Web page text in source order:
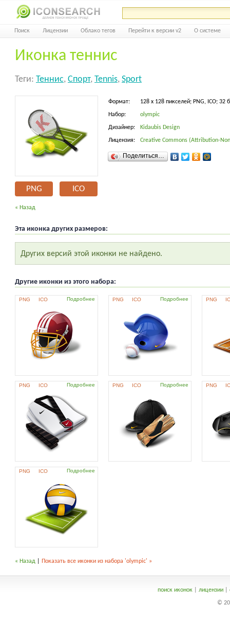
Поиск Лицензии Облако тегов Перейти к версии v2 О системе
Иконка теннис
Теги: Теннис, Спорт, Tennis, Sport
PNG ICO
Формат: 128 x 128 пикселей; PNG, ICO; 32
Набор: olympic
Дизайнер: Kidaubis Design
Лицензия: Creative Commons (Attribution-
Поделиться…
« Назад
Эта иконка других размеров:
Других версий этой иконки не найдено.
Другие иконки из этого набора:
PNG ICO Подробнее PNG ICO Подробнее PNG
PNG ICO Подробнее PNG ICO Подробнее PNG
PNG ICO Подробнее
« Назад Показать все иконки из набора 'olympic' »
поиск иконок| лицензии|
©